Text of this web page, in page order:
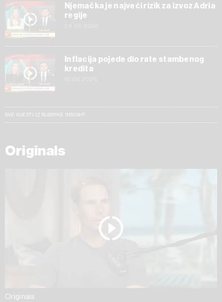
Njemačka je najveći rizik za izvoz Adria
regije
Inflacija pojede dio rate stambenog
kredita
SVE VIJESTI IZ RUBRIKE INSIGHT
Originals
Originals